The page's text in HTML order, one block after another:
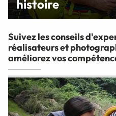
histoire
Suivez les conseils
réalisateurs et
améliorez vos